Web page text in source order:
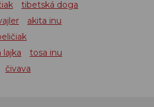
tibetská doga
akita inu
lajka
tosa inu
čivava